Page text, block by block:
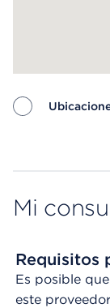
Mi
Requisitos
Es posible
este